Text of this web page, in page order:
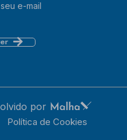
e-mail
por
Política de Cookies